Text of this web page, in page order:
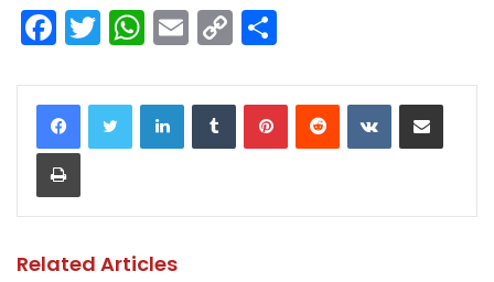
F
c
e
b
o
T
itt
er
W
a
ts
p
E
ai
l
C
p
y
n
ar
e
LinkedInTumblrPinterestReddit VKontakteShare via Email
Print
Related Articles